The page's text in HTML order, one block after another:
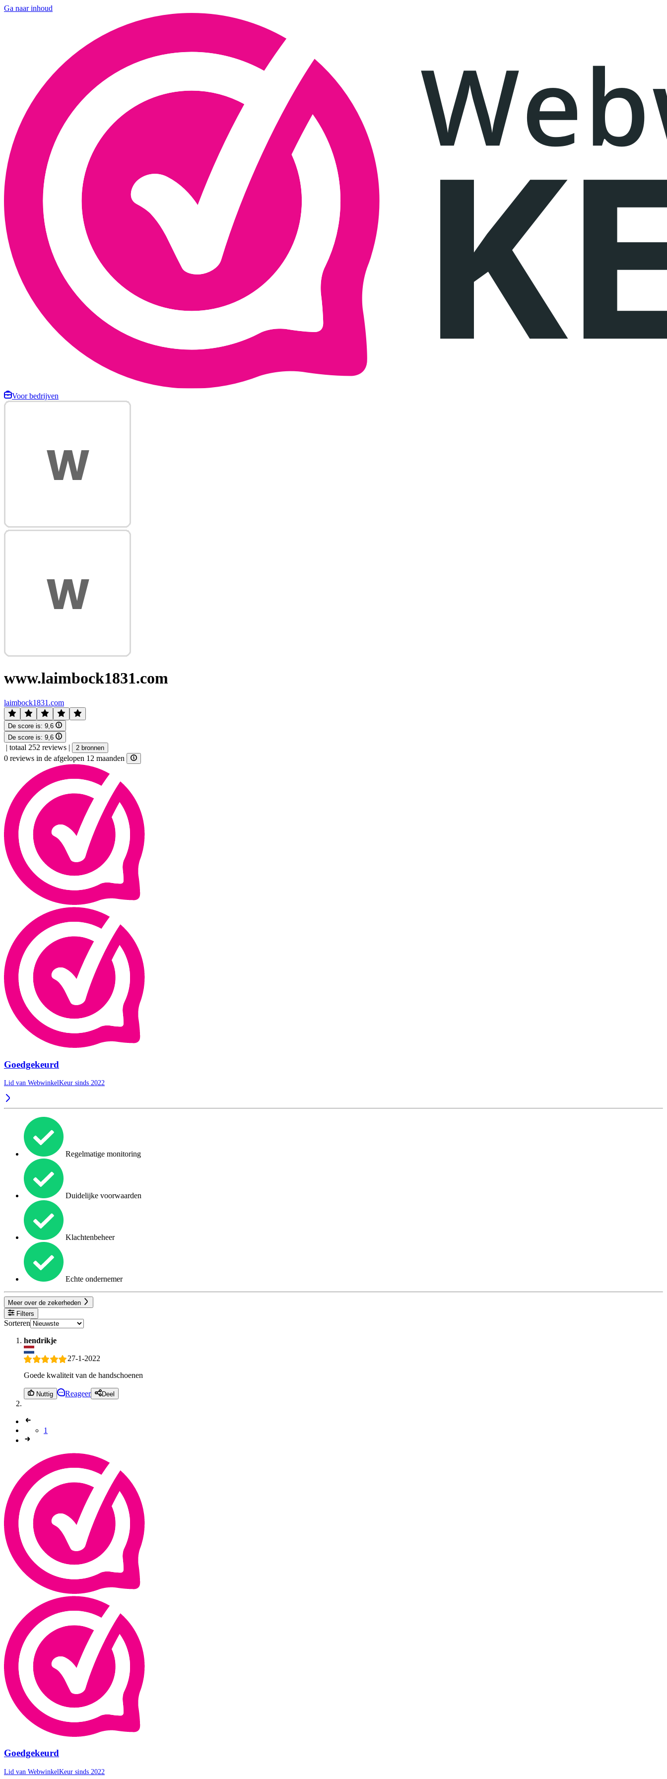
Ga naar inhoud
Voor bedrijven
www.laimbock1831.com
laimbock1831.com
De score is: 9,6
De score is: 9,6
| totaal 252 reviews | 2 bronnen
0 reviews in de afgelopen 12 maanden
Goedgekeurd
Lid van WebwinkelKeur sinds 2022
Regelmatige monitoring
Duidelijke voorwaarden
Klachtenbeheer
Echte ondernemer
Meer over de zekerheden
Filters
Sorteren
hendrikje
27-1-2022
Goede kwaliteit van de handschoenen
Nuttig Reageer Deel
1
Goedgekeurd
Lid van WebwinkelKeur sinds 2022